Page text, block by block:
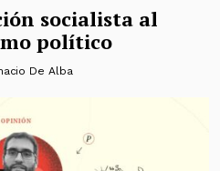
socialista al
político
De Alba